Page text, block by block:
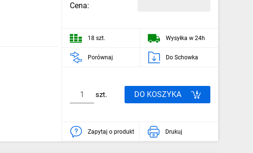
Cena:
18 szt. Wysyłka w 24h
Porównaj Do Schowka
szt. DO KOSZYKA
Zapytaj o produkt Drukuj